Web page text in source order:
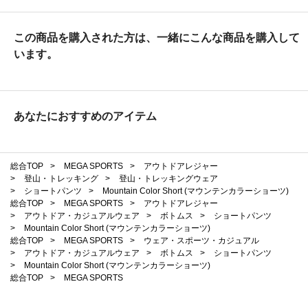
この商品を購入された方は、一緒にこんな商品を購入して
います。
あなたにおすすめのアイテム
総合TOP > MEGA SPORTS >
アウトドアレジャー
>
登山・トレッキング >
登山・トレッキングウェア
>
ショートパンツ >
Mountain Color Short (マウンテンカラーショーツ)
総合TOP
> MEGA SPORTS >
アウトドアレジャー
>
アウトドア・カジュアルウェア > ボトムス >
ショートパンツ
>
Mountain Color Short (マウンテンカラーショーツ)
総合TOP
> MEGA SPORTS >
ウェア・スポーツ・カジュアル
>
アウトドア・カジュアルウェア > ボトムス >
ショートパンツ
>
Mountain Color Short (マウンテンカラーショーツ)
総合TOP
>
MEGA SPORTS